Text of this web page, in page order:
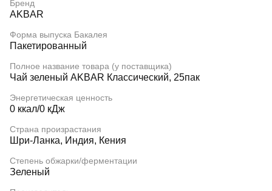
Бренд
AKBAR
Форма выпуска Бакалея
Пакетированный
Полное название товара (у поставщика)
Чай зеленый AKBAR Классический, 25пак
Энергетическая ценность
0 ккал/0 кДж
Страна произрастания
Шри-Ланка, Индия, Кения
Степень обжарки/ферментации
Зеленый